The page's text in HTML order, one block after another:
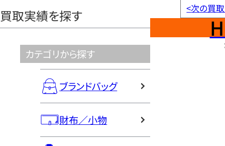
買取実績を探す
カテゴリから探す
ブランドバッグ
財布／小物
<次の買